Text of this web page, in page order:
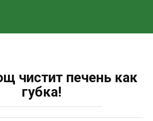
чистит печень как
губка!